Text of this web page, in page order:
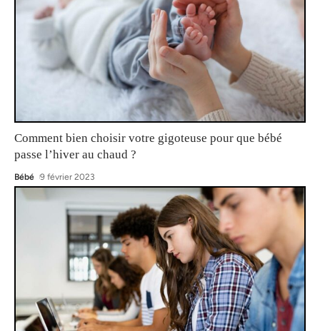
Comment bien choisir votre gigoteuse pour que bébé
passe l’hiver au chaud ?
Bébé 9 février 2023